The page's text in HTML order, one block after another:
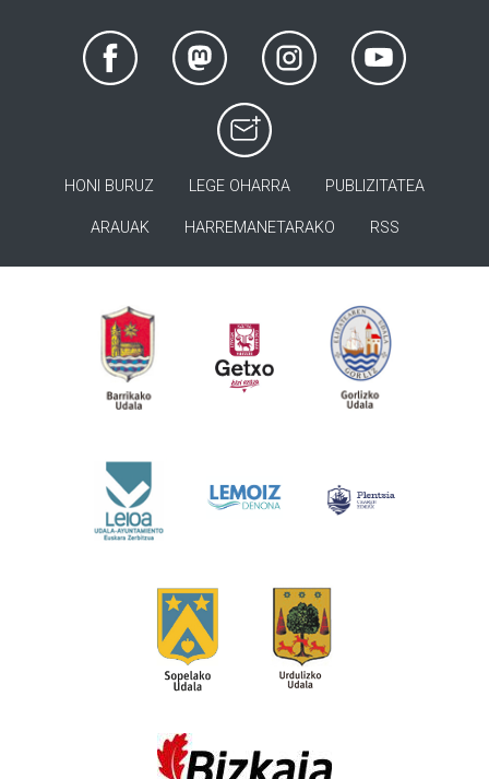
HONI BURUZ LEGE OHARRA PUBLIZITATEA
ARAUAK HARREMANETARAKO RSS